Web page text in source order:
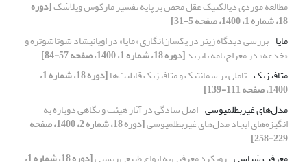
مطالعه‌‌ موردی دیالکتیک عقل محض بر پایه‌ تفسیر مارکوس ویلاشک[دوره
18، شماره 1، 1400، صفحه 5-31]
مایا بررسی دیدگاه زینر در یکسان‌انگاری «مایا» در اوپانیشاد شوتاشوتره و
«خدعه» در معراج‌نامه بایزید[دوره 18، شماره 1، 1400، صفحه 57-84]
متافیزیک تاملی بر سمانتیک و متافیزیک قابلیت‌ها [دوره 18، شماره 1،
1400، صفحه 111-139]
مدل‌های غیربطلمیوسی اصل سادگی در آثار هیئت و نگاهی دوباره به
انگیزه‌های ایجاد مدل‌های غیربطلمیوسی [دوره 18، شماره 2، 1400، صفحه
229-258]
معرفت شناسی رویکرد معرفتی به انواع طبیعی زیستی [دوره 18، شماره 1،